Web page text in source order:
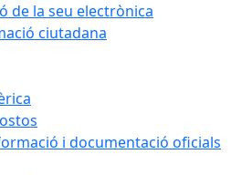
de la seu electrònica
ciutadana
i documentació oficials